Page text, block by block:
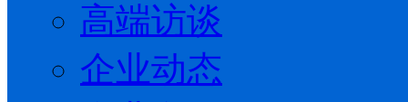
高端访谈
企业动态